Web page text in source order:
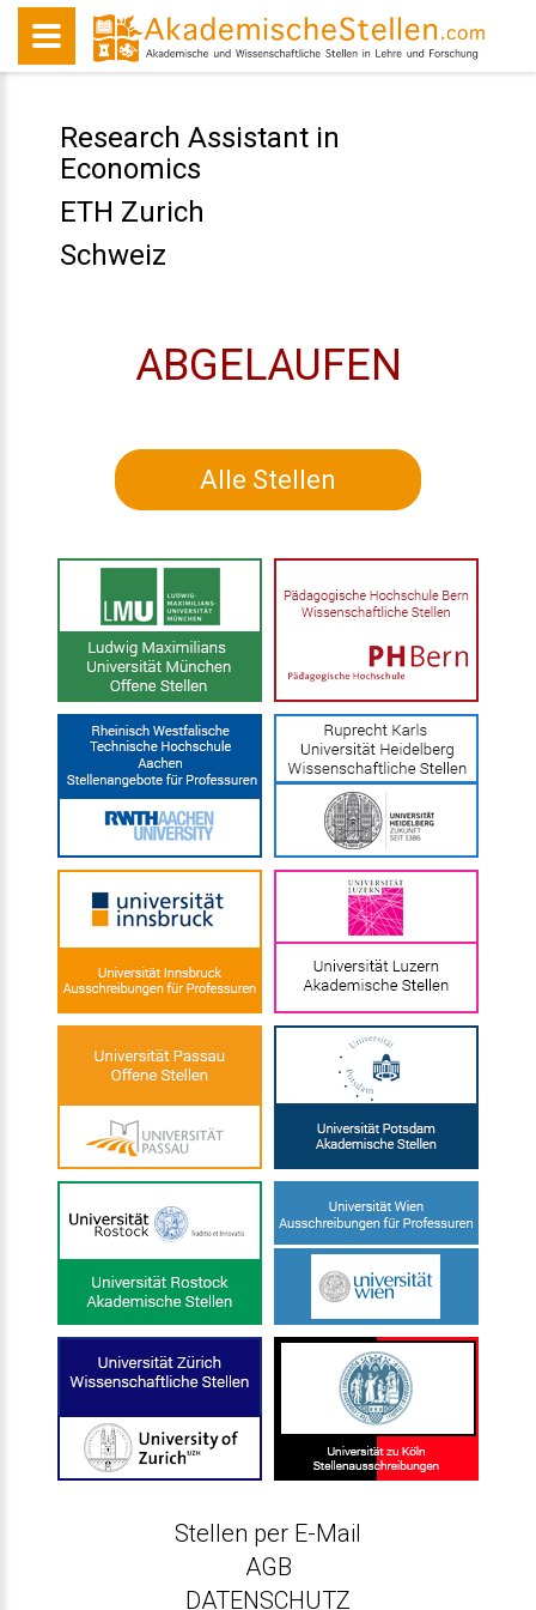
Research Assistant in
Economics
ETH Zurich
Schweiz
ABGELAUFEN
Alle Stellen
Stellen per E-Mail
AGB
DATENSCHUTZ